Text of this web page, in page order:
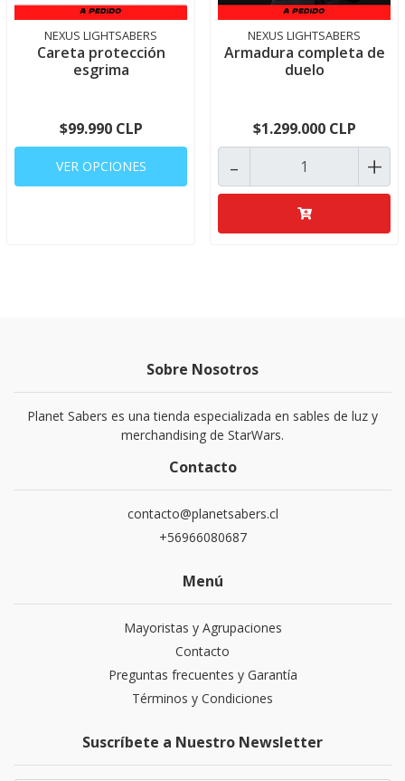
NEXUS LIGHTSABERS
Careta protección
esgrima
$99.990 CLP
VER OPCIONES
NEXUS LIGHTSABERS
Armadura completa de
duelo
$1.299.000 CLP
+
-
Sobre Nosotros
Planet Sabers es una tienda especializada en sables de luz y
merchandising de StarWars.
Contacto
contacto@planetsabers.cl
+56966080687
Menú
Mayoristas y Agrupaciones
Contacto
Preguntas frecuentes y Garantía
Términos y Condiciones
Suscríbete a Nuestro Newsletter